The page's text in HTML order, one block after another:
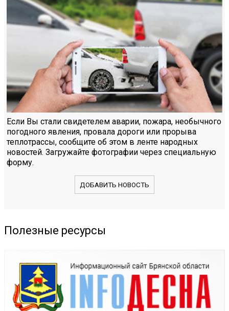
Если Вы стали свидетелем аварии, пожара, необычного
погодного явления, провала дороги или прорыва
теплотрассы, сообщите об этом в ленте народных
новостей. Загружайте фотографии через специальную
форму.
ДОБАВИТЬ НОВОСТЬ
Полезные ресурсы